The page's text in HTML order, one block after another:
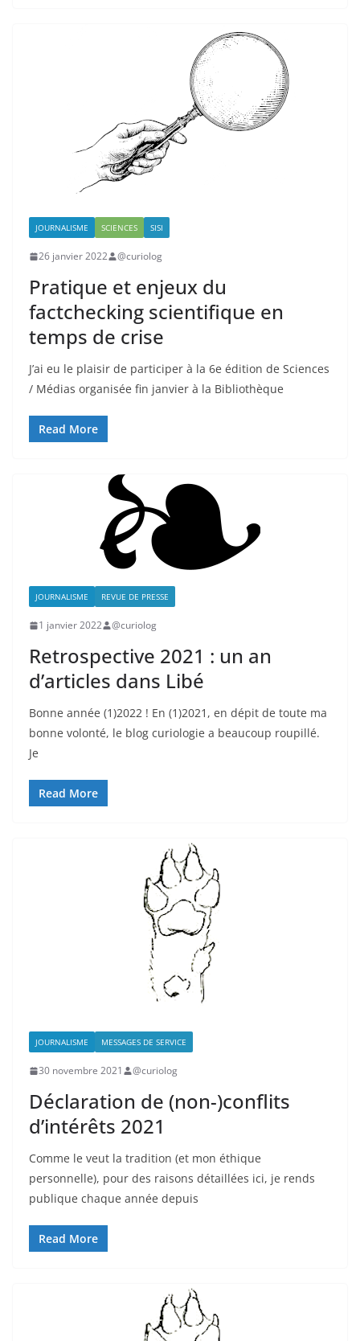
JOURNALISME SCIENCES SISI
26 janvier 2022 @curiolog
Pratique et enjeux du
factchecking scientifique en
temps de crise
J’ai eu le plaisir de participer à la 6e édition de Sciences
/ Médias organisée fin janvier à la Bibliothèque
Read More
JOURNALISME REVUE DE PRESSE
1 janvier 2022 @curiolog
Retrospective 2021 : un an
d’articles dans Libé
Bonne année (1)2022 ! En (1)2021, en dépit de toute ma
bonne volonté, le blog curiologie a beaucoup roupillé.
Je
Read More
JOURNALISME MESSAGES DE SERVICE
30 novembre 2021 @curiolog
Déclaration de (non-)conflits
d’intérêts 2021
Comme le veut la tradition (et mon éthique
personnelle), pour des raisons détaillées ici, je rends
publique chaque année depuis
Read More